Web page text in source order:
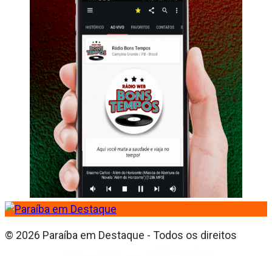
© 2026 Paraíba em Destaque - Todos os direitos